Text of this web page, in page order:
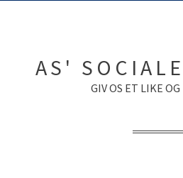
AS'
GIV OS ET LIKE